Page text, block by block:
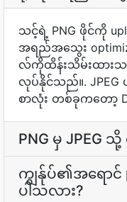
သင့်ရဲ့ PNG ဖိုင်ကို
အရည်အသွေး
လ်ကိုထိန်းသိမ်းထားသ
လုပ်နိုင်သည်။. JPEG
စာလုံး တစ်ခုကတော့
PNG မှ JPEG
ကျွန်ုပ်၏အရောင်
ပါသလား?